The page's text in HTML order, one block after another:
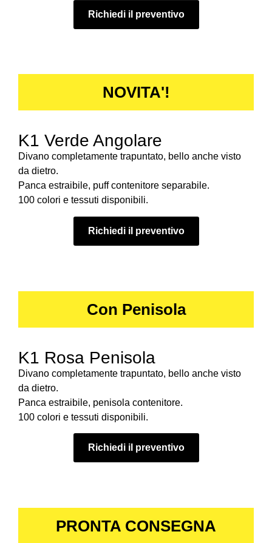
Richiedi il preventivo
NOVITA'!
K1 Verde Angolare
Divano completamente trapuntato, bello anche visto
da dietro.
Panca estraibile, puff contenitore separabile.
100 colori e tessuti disponibili.
Richiedi il preventivo
Con Penisola
K1 Rosa Penisola
Divano completamente trapuntato, bello anche visto
da dietro.
Panca estraibile, penisola contenitore.
100 colori e tessuti disponibili.
Richiedi il preventivo
PRONTA CONSEGNA